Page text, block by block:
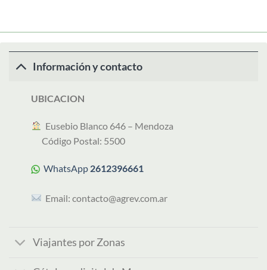
Información y contacto
UBICACION
︎ Eusebio Blanco 646 – Mendoza
Código Postal: 5500
WhatsApp 2612396661
Email:contacto@agrev.com.ar
Viajantes por Zonas